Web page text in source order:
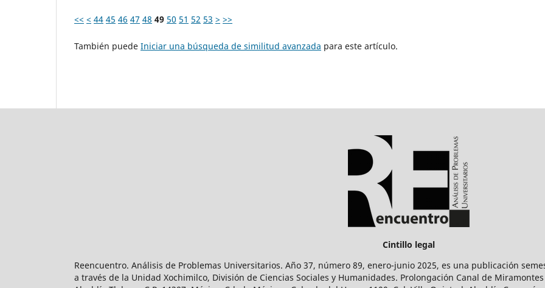
<< < 44 45 46 47 48 49 50 51 52 53 > >>
También puede Iniciar una búsqueda de similitud avanzada para este artículo.
Cintillo legal
Reencuentro. Análisis de Problemas Universitarios. Año 37, número 89, enero-junio 2025, es una publicación
a través de la Unidad Xochimilco, División de Ciencias Sociales y Humanidades. Prolongación Canal de Miramontes